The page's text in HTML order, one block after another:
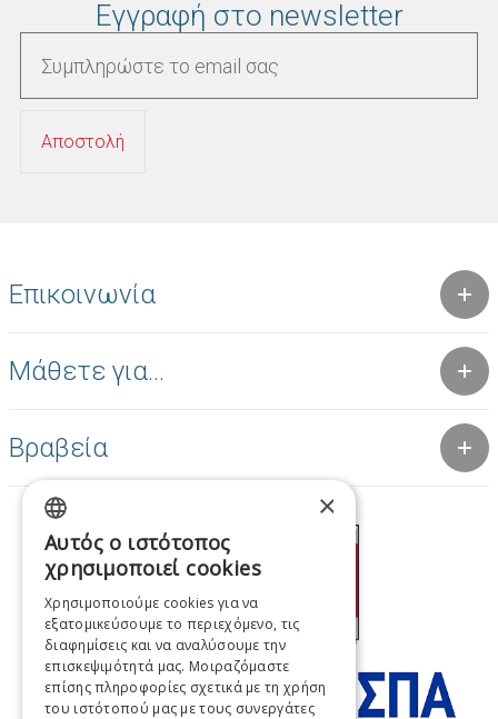
Εγγραφή στο newsletter
Επικοινωνία
Μάθετε για...
Βραβεία
GREEK
FRENCH
ITALIAN
GERMAN
×
Αυτός ο ιστότοπος
χρησιμοποιεί cookies
Χρησιμοποιούμε cookies για να
εξατομικεύσουμε το περιεχόμενο, τις
διαφημίσεις και να αναλύσουμε την
επισκεψιμότητά μας. Μοιραζόμαστε
επίσης πληροφορίες σχετικά με τη χρήση
του ιστότοπού μας με τους συνεργάτες